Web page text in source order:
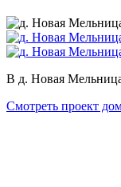
В д. Новая
Смотреть проект